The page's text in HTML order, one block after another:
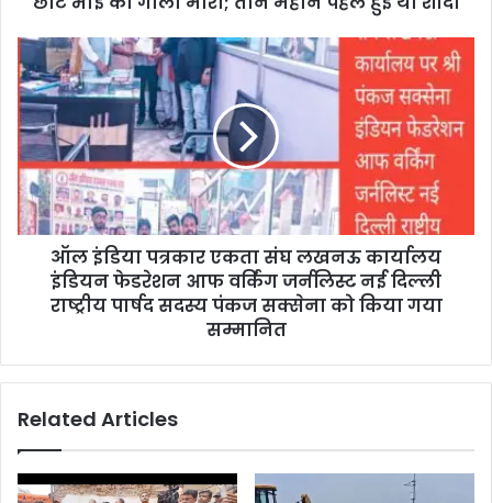
ऑल इंडिया पत्रकार एकता संघ लखनऊ कार्यालय
इंडियन फेडरेशन आफ वर्किंग जर्नलिस्ट नई दिल्ली
राष्ट्रीय पार्षद सदस्य पंकज सक्सेना को किया गया
सम्मानित
Related Articles